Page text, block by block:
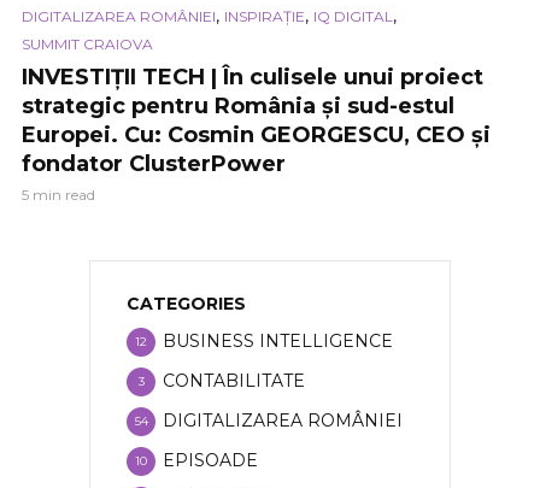
DIGITALIZAREA ROMÂNIEI, INSPIRAȚIE, IQ DIGITAL,
SUMMIT CRAIOVA
INVESTIȚII TECH | În culisele unui proiect
strategic pentru România și sud-estul
Europei. Cu: Cosmin GEORGESCU, CEO și
fondator ClusterPower
5 min read
CATEGORIES
BUSINESS INTELLIGENCE
12
CONTABILITATE
3
DIGITALIZAREA ROMÂNIEI
54
EPISOADE
10